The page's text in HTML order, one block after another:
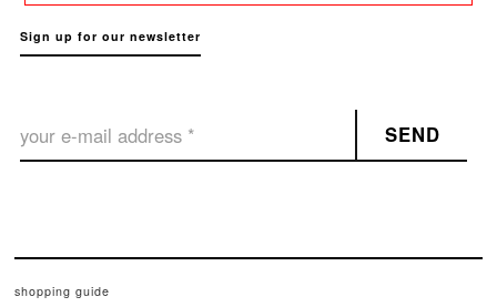
Sign up for our newsletter
SEND
shopping guide